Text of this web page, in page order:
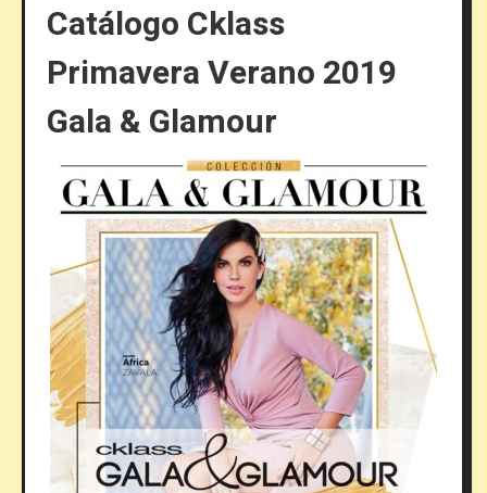
Catálogo Cklass
Primavera Verano 2019
Gala & Glamour